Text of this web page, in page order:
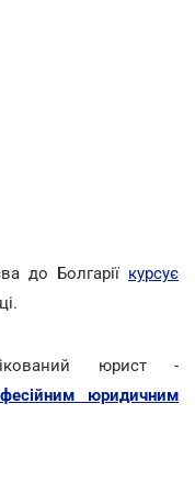
до Болгарії курсує
юрист -
юридичним